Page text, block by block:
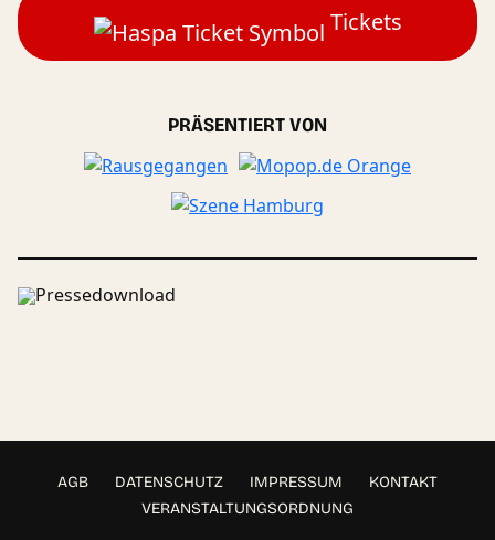
Tickets
PRÄSENTIERT VON
Pressedownload
AGB DATENSCHUTZ IMPRESSUM
KONTAKT
VERANSTALTUNGSORDNUNG